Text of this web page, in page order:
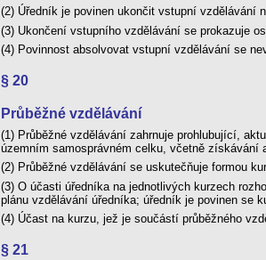
(2) Úředník je povinen ukončit vstupní vzdělávání
(3) Ukončení vstupního vzdělávání se prokazuje
(4) Povinnost absolvovat vstupní vzdělávání se
§ 20
Průběžné vzdělávání
(1) Průběžné vzdělávání zahrnuje prohlubující,
územním samosprávném celku, včetně získávání
(2) Průběžné vzdělávání se uskutečňuje formou
(3) O účasti úředníka na jednotlivých kurzech
plánu vzdělávání úředníka; úředník je povinen se
(4) Účast na kurzu, jež je součástí průběžného
§ 21